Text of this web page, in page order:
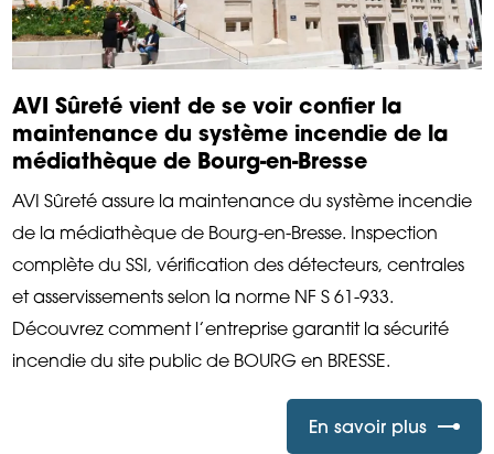
AVI Sûreté vient de se voir confier la
maintenance du système incendie de la
médiathèque de Bourg-en-Bresse
AVI Sûreté assure la maintenance du système incendie
de la médiathèque de Bourg-en-Bresse. Inspection
complète du SSI, vérification des détecteurs, centrales
et asservissements selon la norme NF S 61-933.
Découvrez comment l’entreprise garantit la sécurité
incendie du site public de BOURG en BRESSE.
En savoir plus